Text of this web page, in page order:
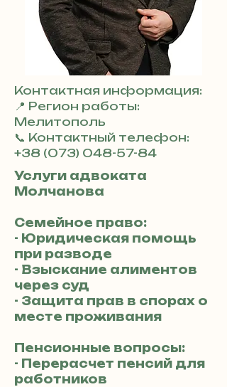
Контактная информация:
📍 Регион работы:
Мелитополь
📞 Контактный телефон:
+38 (073) 048-57-84
Услуги адвоката
Молчанова
Семейное право:
- Юридическая помощь
при разводе
- Взыскание алиментов
через суд
- Защита прав в спорах о
месте проживания
Пенсионные вопросы:
- Перерасчет пенсий для
работников